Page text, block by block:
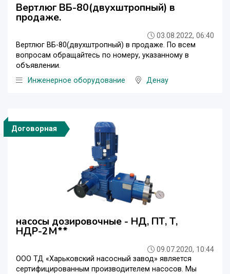
Вертлюг ВБ-80(двухштропный) в
продаже.
03.08.2022, 06:40
Вертлюг ВБ-80(двухштропный) в продаже. По всем
вопросам обращайтесь по номеру, указанному в
объявлении.
Инженерное оборудование
Денау
Договорная
насосы дозировочные - НД, ПТ, Т,
НДР-2М**
09.07.2020, 10:44
ООО ТД «Харьковский насосный завод» является
сертифицированным производителем насосов. Мы